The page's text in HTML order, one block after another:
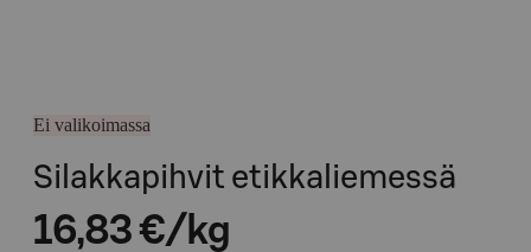
Ei valikoimassa
Silakkapihvit etikkaliemessä
16,83 €/kg